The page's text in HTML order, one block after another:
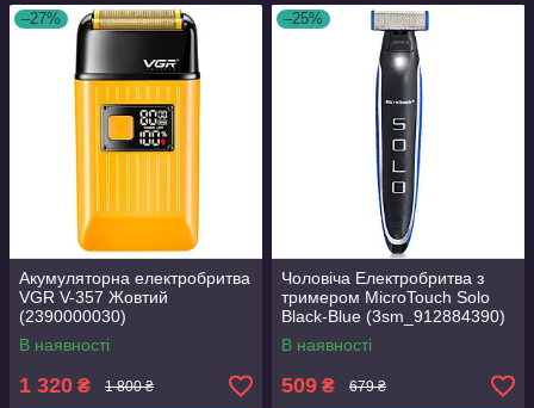
–27%
Акумуляторна електробритва
VGR V-357 Жовтий
(2390000030)
В наявності
1 320 ₴ 1 800 ₴
–25%
Чоловіча Електробритва з
тримером MicroTouch Solo
Black-Blue (3sm_912884390)
В наявності
509 ₴ 679 ₴